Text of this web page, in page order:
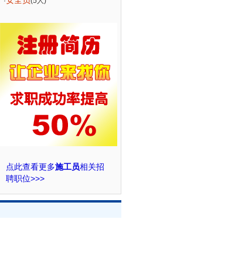
点此查看更多施工员相关招
聘职位>>>